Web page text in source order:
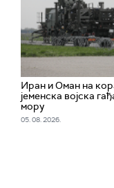
Иран и Оман на
jеменска војска
мору
05. 08. 2026.